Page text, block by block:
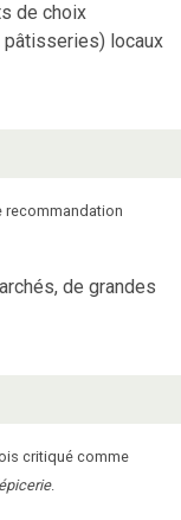
de choix
pâtisseries) locaux
recommandation
de grandes
critiqué comme
.